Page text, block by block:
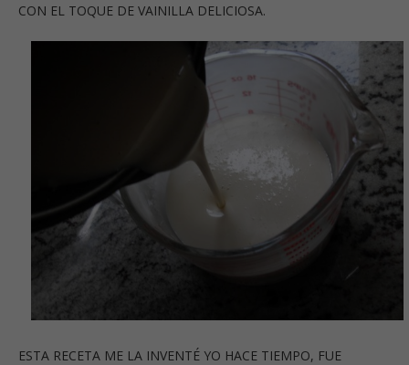
CON EL TOQUE DE VAINILLA DELICIOSA.
ESTA RECETA ME LA INVENTÉ YO HACE TIEMPO, FUE